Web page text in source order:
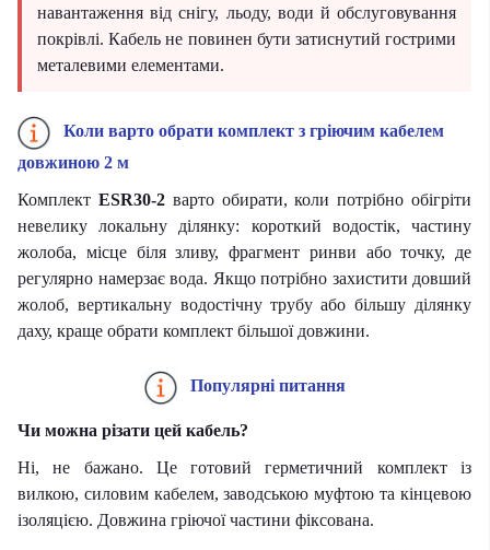
навантаження від снігу, льоду, води й обслуговування
покрівлі. Кабель не повинен бути затиснутий гострими
металевими елементами.
Коли варто обрати комплект з гріючим кабелем
довжиною 2 м
Комплект ESR30-2варто обирати, коли потрібно обігріти
невелику локальну ділянку: короткий водостік, частину
жолоба, місце біля зливу, фрагмент ринви або точку, де
регулярно намерзає вода. Якщо потрібно захистити довший
жолоб, вертикальну водостічну трубу або більшу ділянку
даху, краще обрати комплект більшої довжини.
Популярні питання
Чи можна різати цей кабель?
Ні, не бажано. Це готовий герметичний комплект із
вилкою, силовим кабелем, заводською муфтою та кінцевою
ізоляцією. Довжина гріючої частини фіксована.